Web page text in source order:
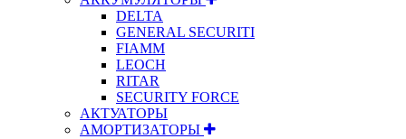
DELTA
GENERAL SECURITI
FIAMM
LEOCH
RITAR
SECURITY FORCE
АКТУАТОРЫ
АМОРТИЗАТОРЫ